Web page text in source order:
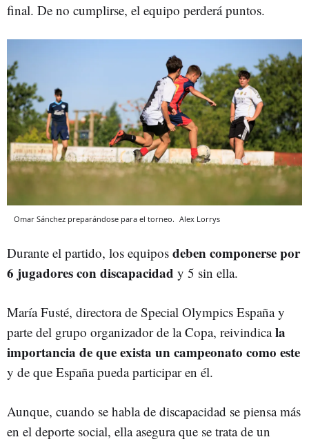
final. De no cumplirse, el equipo perderá puntos.
Omar Sánchez preparándose para el torneo. Alex Lorrys
Durante el partido, los equipos deben componerse por
6 jugadores con discapacidad y 5 sin ella.
María Fusté, directora de Special Olympics España y
parte del grupo organizador de la Copa, reivindicala
importancia de que exista un campeonato como este
y de que España pueda participar en él.
Aunque, cuando se habla de discapacidad se piensa más
en el deporte social, ella asegura que se trata de un